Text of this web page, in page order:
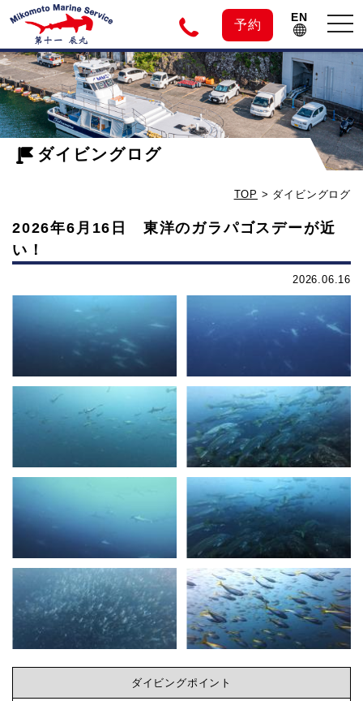
予約
EN
神
子
元
の
ダ
イ
ビ
グ
な
ら
神
ダイビングログ
TOP > ダイビングログ
2026年6月16日 東洋のガラパゴスデーが近
い！
2026.06.16
ダイビングポイント